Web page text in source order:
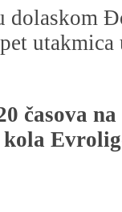
dolaskom
časova
kola